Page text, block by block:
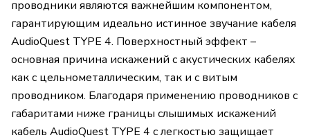
проводники являются важнейшим компонентом,
гарантирующим идеально истинное звучание кабеля
AudioQuest TYPE 4. Поверхностный эффект –
основная причина искажений с акустических кабелях
как с цельнометаллическим, так и с витым
проводником. Благодаря применению проводников с
габаритами ниже границы слышимых искажений
кабель AudioQuest TYPE 4 с легкостью защищает